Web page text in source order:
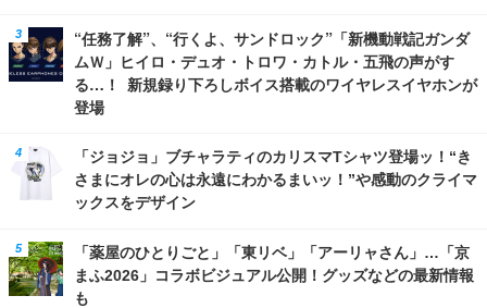
“任務了解”、“行くよ、サンドロック”「新機動戦記ガンダ
ムＷ」ヒイロ・デュオ・トロワ・カトル・五飛の声がす
る…！ 新規録り下ろしボイス搭載のワイヤレスイヤホンが
登場
「ジョジョ」ブチャラティのカリスマTシャツ登場ッ！“き
さまにオレの心は永遠にわかるまいッ！”や感動のクライマ
ックスをデザイン
「薬屋のひとりごと」「東リベ」「アーリャさん」…「京
まふ2026」コラボビジュアル公開！グッズなどの最新情報
も